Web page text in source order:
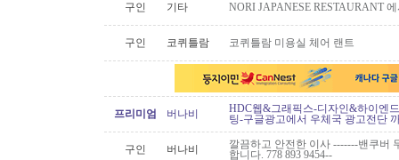
구인 기타 NORI JAPANESE RESTAURANT
구인 코퀴틀람 코퀴틀람 미용실 체어 랜트
프리미엄 버나비
HDC웹&그래픽스-디자인&하이엔
팅-구글광고에서 우체국 광고전단
구인 버나비
깔끔하고 안전한 이사 -------밴쿠버
합니다. 778 893 9454--